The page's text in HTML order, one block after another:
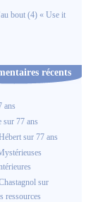
bout (4) « Use it
récents
ans
sur 77 ans
sur 77 ans
sur
ressources